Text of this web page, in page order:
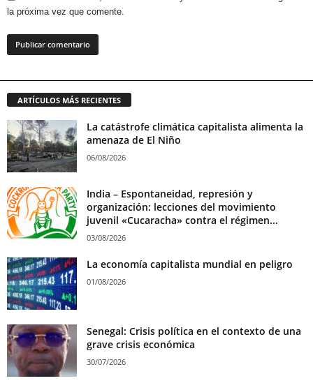
la próxima vez que comente.
ARTÍCULOS MÁS RECIENTES
La catástrofe climática capitalista alimenta la
amenaza de El Niño
06/08/2026
India – Espontaneidad, represión y
organización: lecciones del movimiento
juvenil «Cucaracha» contra el régimen...
03/08/2026
La economía capitalista mundial en peligro
01/08/2026
Senegal: Crisis política en el contexto de una
grave crisis económica
30/07/2026